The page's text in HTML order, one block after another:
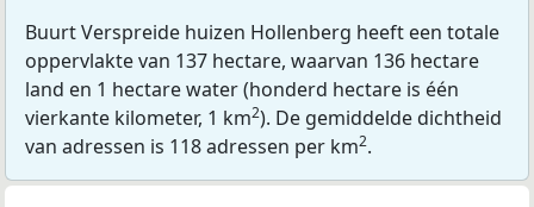
Buurt Verspreide huizen Hollenberg heeft een totale
oppervlakte van 137 hectare, waarvan 136 hectare
land en 1 hectare water (honderd hectare is één
vierkante kilometer, 1 km2). De gemiddelde dichtheid
van adressen is 118 adressen per km2.